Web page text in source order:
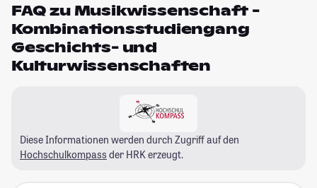
FAQ zu Musikwissenschaft -
Kombinationsstudiengang
Geschichts- und
Kulturwissenschaften
Diese Informationen werden durch Zugriff auf den
Hochschulkompass der HRK erzeugt.